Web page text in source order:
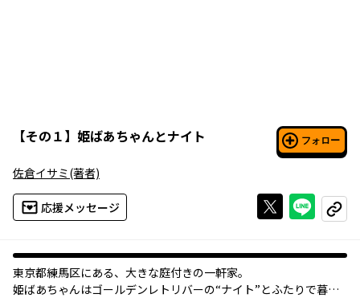
【その１】 姫ばあちゃんとナイト フォロー
佐倉イサミ(著者)
応援メッセージ Xで投稿する
ライン
コピー
東京都練馬区にある、大きな庭付きの一軒家。
姫ばあちゃんはゴールデンレトリバーの“ナイト”とふたりで暮ら